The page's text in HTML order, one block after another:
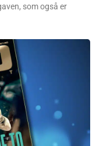
som også er